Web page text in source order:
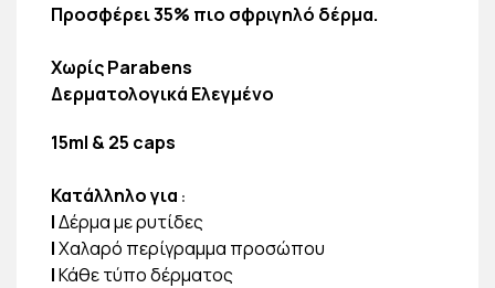
Προσφέρει 35% πιο σφριγηλό δέρμα.
Χωρίς Parabens
Δερματολογικά Ελεγμένo
15ml & 25 caps
Κατάλληλο για :
|Δέρμα με ρυτίδες
|Χαλαρό περίγραμμα προσώπου
|Κάθε τύπο δέρματος